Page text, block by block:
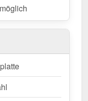
Maß – bestellen
Lieferung!